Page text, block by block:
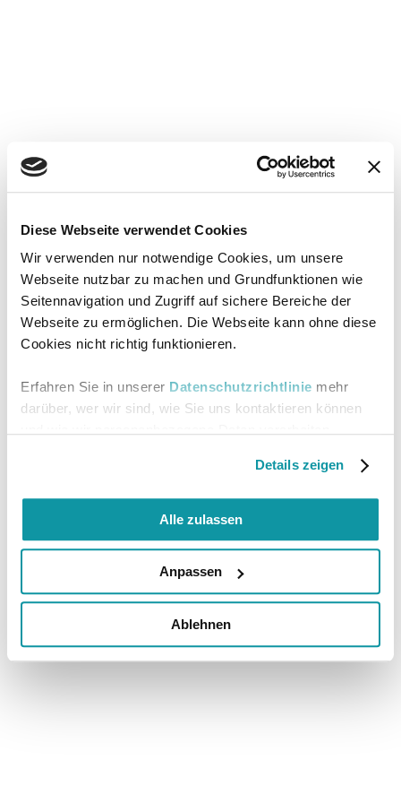
Diese Webseite verwendet Cookies
Wir verwenden nur notwendige Cookies, um unsere
Webseite nutzbar zu machen und Grundfunktionen wie
Seitennavigation und Zugriff auf sichere Bereiche der
Webseite zu ermöglichen. Die Webseite kann ohne diese
Cookies nicht richtig funktionieren.
Erfahren Sie in unserer Datenschutzrichtlinie mehr
darüber, wer wir sind, wie Sie uns kontaktieren können
Details zeigen
Alle zulassen
Anpassen
Ablehnen